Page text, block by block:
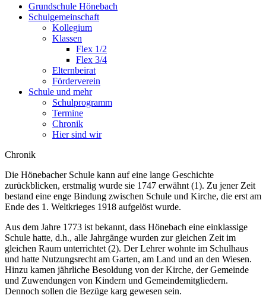
Grundschule Hönebach
Schulgemeinschaft
Kollegium
Klassen
Flex 1/2
Flex 3/4
Elternbeirat
Förderverein
Schule und mehr
Schulprogramm
Termine
Chronik
Hier sind wir
Chronik
Die Hönebacher Schule kann auf eine lange Geschichte
zurückblicken, erstmalig wurde sie 1747 erwähnt (1). Zu jener Zeit
bestand eine enge Bindung zwischen Schule und Kirche, die erst am
Ende des 1. Weltkrieges 1918 aufgelöst wurde.
Aus dem Jahre 1773 ist bekannt, dass Hönebach eine einklassige
Schule hatte, d.h., alle Jahrgänge wurden zur gleichen Zeit im
gleichen Raum unterrichtet (2). Der Lehrer wohnte im Schulhaus
und hatte Nutzungsrecht am Garten, am Land und an den Wiesen.
Hinzu kamen jährliche Besoldung von der Kirche, der Gemeinde
und Zuwendungen von Kindern und Gemeindemitgliedern.
Dennoch sollen die Bezüge karg gewesen sein.